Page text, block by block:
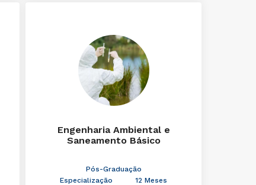
Engenharia Ambiental e
Saneamento Básico
Pós-Graduação
Especialização
12 Meses